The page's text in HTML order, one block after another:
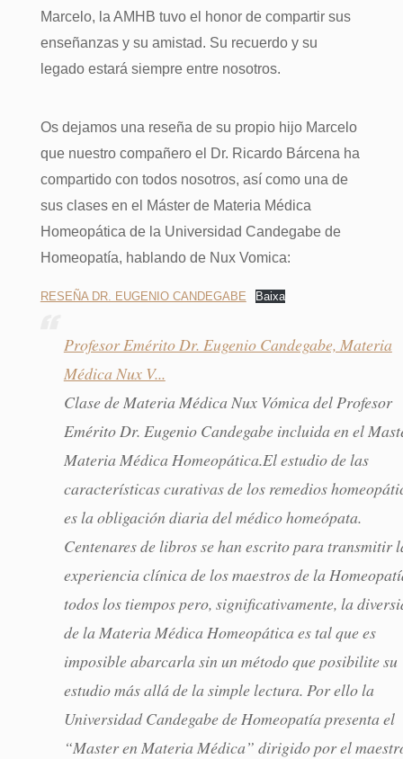
Marcelo, la AMHB tuvo el honor de compartir sus
enseñanzas y su amistad. Su recuerdo y su
legado estará siempre entre nosotros.
Os dejamos una reseña de su propio hijo Marcelo
que nuestro compañero el Dr. Ricardo Bárcena ha
compartido con todos nosotros, así como una de
sus clases en el Máster de Materia Médica
Homeopática de la Universidad Candegabe de
Homeopatía, hablando de Nux Vomica:
RESEÑA DR. EUGENIO CANDEGABE Baixa
Profesor Emérito Dr. Eugenio Candegabe, Materia
Médica Nux V...
Clase de Materia Médica Nux Vómica del Profesor
Emérito Dr. Eugenio Candegabe incluida en el
Materia Médica Homeopática.El estudio de las
características curativas de los remedios
es la obligación diaria del médico homeópata.
Centenares de libros se han escrito para transmitir
experiencia clínica de los maestros de la
todos los tiempos pero, significativamente, la
de la Materia Médica Homeopática es tal que es
imposible abarcarla sin un método que posibilite su
estudio más allá de la simple lectura. Por ello la
Universidad Candegabe de Homeopatía presenta el
“Master en Materia Médica” dirigido por el